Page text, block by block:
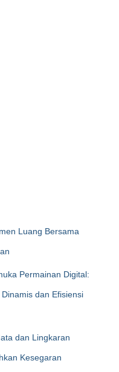
Luang Bersama
Permainan Digital:
dan Efisiensi
dan Lingkaran
Kesegaran